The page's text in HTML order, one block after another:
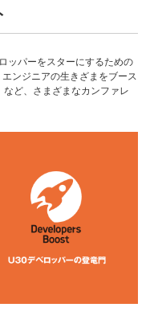
ッパーをスターにするための
ンジニアの生きざまをブース
ど、さまざまなカンファレ